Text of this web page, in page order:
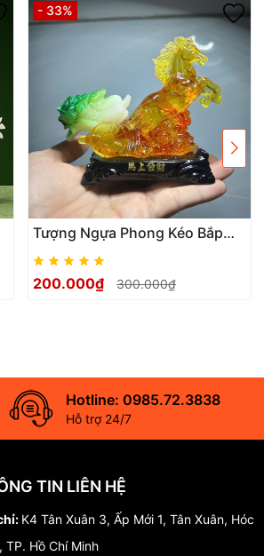
- 33%
Tượng Ngựa Phong Kéo Bắp
Cải mini Dành Cho Người Tuổi
Hơi oto, Để Bàn
200.000₫ 300.000₫
Hotline: 0985.72.3838
Hỗ trợ 24/7
TIN LIÊN HỆ
K4 Tân Xuân 3, Ấp Mới 1, Tân Xuân, Hóc
TP. Hồ Chí Minh